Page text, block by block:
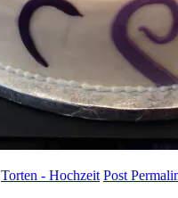
Torten - Hochzeit Post